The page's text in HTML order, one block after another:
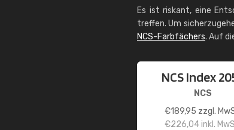
Es ist riskant, eine
treffen. Um
NCS-Farbfächers. Auf
NCS Index
NCS
€189,95 zzgl.
€226,04inkl.